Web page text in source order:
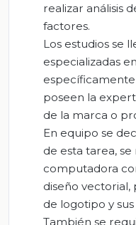
realizar análisis
factores.
Los estudios se
especializadas
específicamente
poseen la
de la marca o
En equipo se
de esta tarea,
computadora
diseño vectorial,
de logotipo y
También se